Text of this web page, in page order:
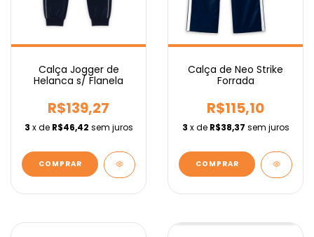
Calça Jogger de
Helanca s/ Flanela
R$139,27
3 x de R$46,42 sem juros
COMPRAR
Calça de Neo Strike
Forrada
R$115,10
3 x de R$38,37 sem juros
COMPRAR